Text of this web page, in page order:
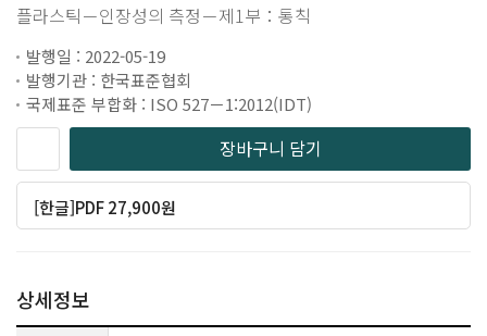
플라스틱－인장성의 측정－제1부：통칙
발행일 : 2022-05-19
발행기관 : 한국표준협회
국제표준 부합화 : ISO 527－1:2012(IDT)
장바구니 담기
[한글]PDF 27,900원
상세정보